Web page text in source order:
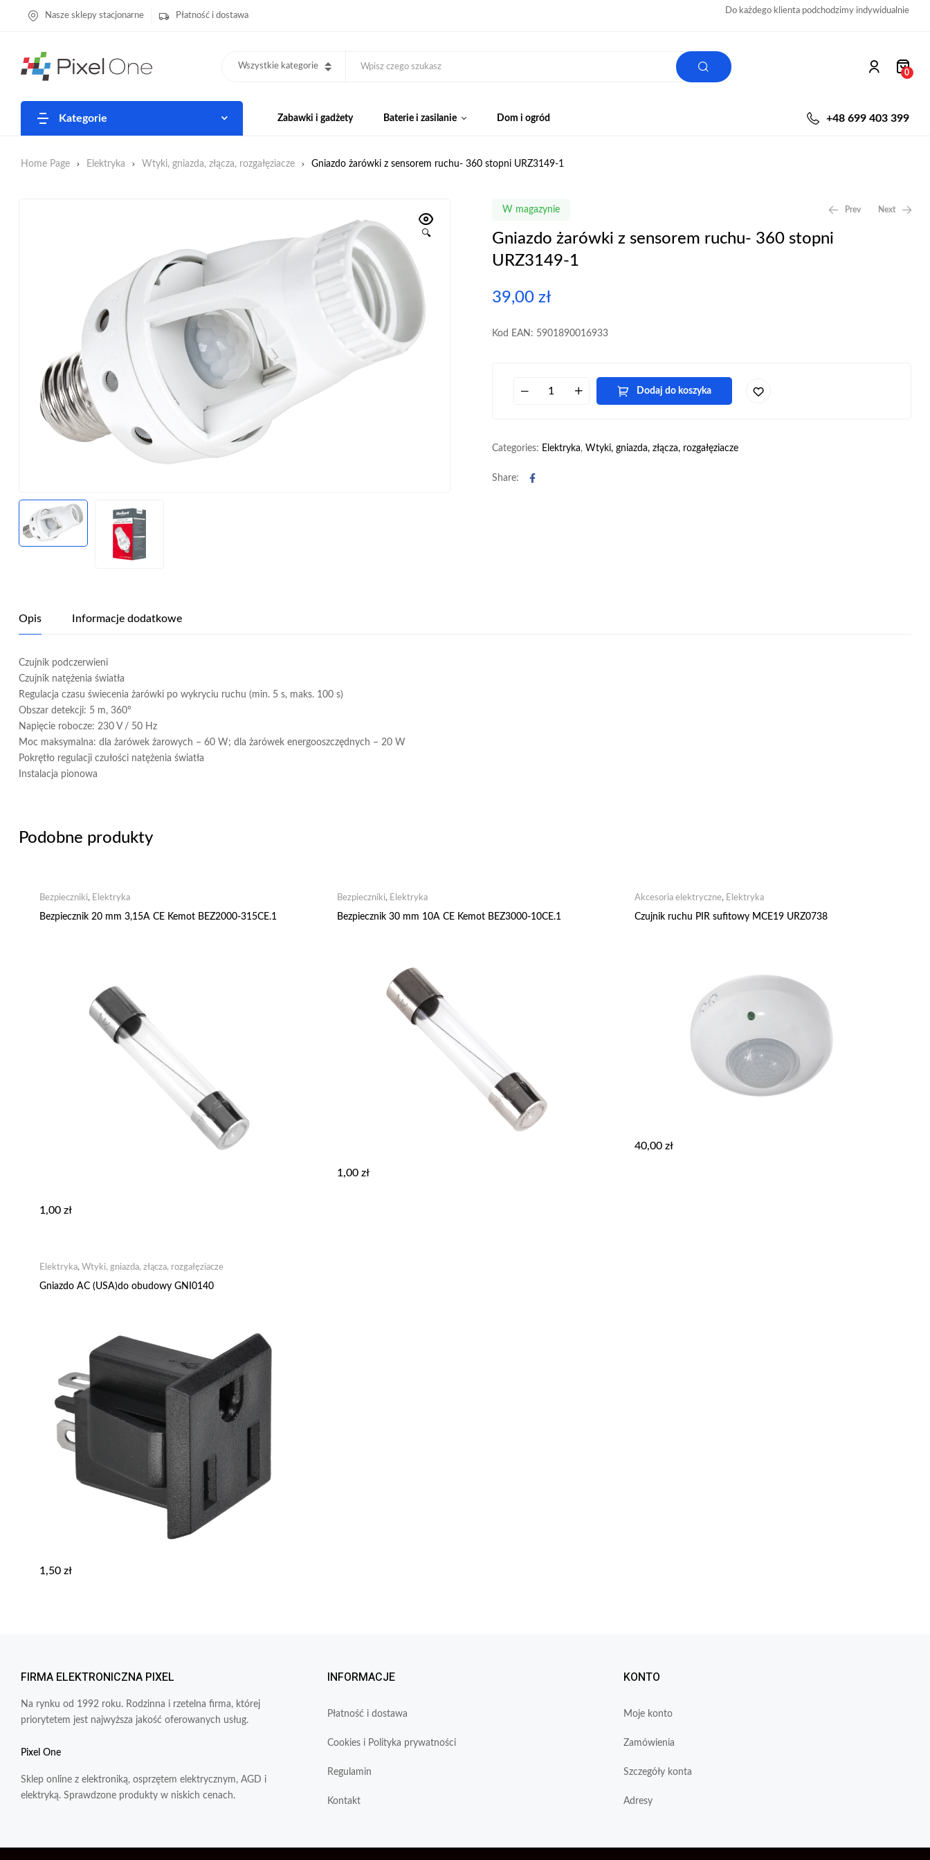
Nasze sklepy stacjonarne Płatność i dostawa Do każdego klienta podchodzimy indywidualnie
Wszystkie kategorie
0
Kategorie Zabawki i gadżety Baterie i zasilanie Dom i ogród +48 699 403 399
Home Page Elektryka Wtyki, gniazda, złącza, rozgałęziacze Gniazdo żarówki z sensorem ruchu- 360 stopni URZ3149-1
🔍
W magazynie Prev Next
Gniazdo żarówki z sensorem ruchu- 360 stopni
URZ3149-1
39,00 zł
Kod EAN: 5901890016933
Dodaj do koszyka
Categories: Elektryka, Wtyki, gniazda, złącza, rozgałęziacze
Share: Facebook
Opis Informacje dodatkowe
Czujnik podczerwieni
Czujnik natężenia światła
Regulacja czasu świecenia żarówki po wykryciu ruchu (min. 5 s, maks. 100 s)
Obszar detekcji: 5 m, 360°
Napięcie robocze: 230 V / 50 Hz
Moc maksymalna: dla żarówek żarowych – 60 W; dla żarówek energooszczędnych – 20 W
Pokrętło regulacji czułości natężenia światła
Instalacja pionowa
Podobne produkty
Bezpieczniki, Elektryka
Bezpiecznik 20 mm 3,15A CE Kemot BEZ2000-315CE.1
1,00 zł
Bezpieczniki, Elektryka
Bezpiecznik 30 mm 10A CE Kemot BEZ3000-10CE.1
1,00 zł
Akcesoria elektryczne, Elektryka
Czujnik ruchu PIR sufitowy MCE19 URZ0738
40,00 zł
Elektryka, Wtyki, gniazda, złącza, rozgałęziacze
Gniazdo AC (USA)do obudowy GNI0140
1,50 zł
FIRMA ELEKTRONICZNA PIXEL
Na rynku od 1992 roku. Rodzinna i rzetelna firma, której
priorytetem jest najwyższa jakość oferowanych usług.
Pixel One
Sklep online z elektroniką, osprzętem elektrycznym, AGD i
elektryką. Sprawdzone produkty w niskich cenach.
INFORMACJE
Płatność i dostawa
Cookies i Polityka prywatności
Regulamin
Kontakt
KONTO
Moje konto
Zamówienia
Szczegóły konta
Adresy